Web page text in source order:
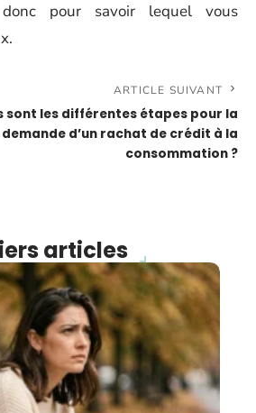
pour savoir lequel vous
ARTICLE SUIVANT
sont les différentes étapes pour la
demande d’un rachat de crédit à la
consommation ?
articles